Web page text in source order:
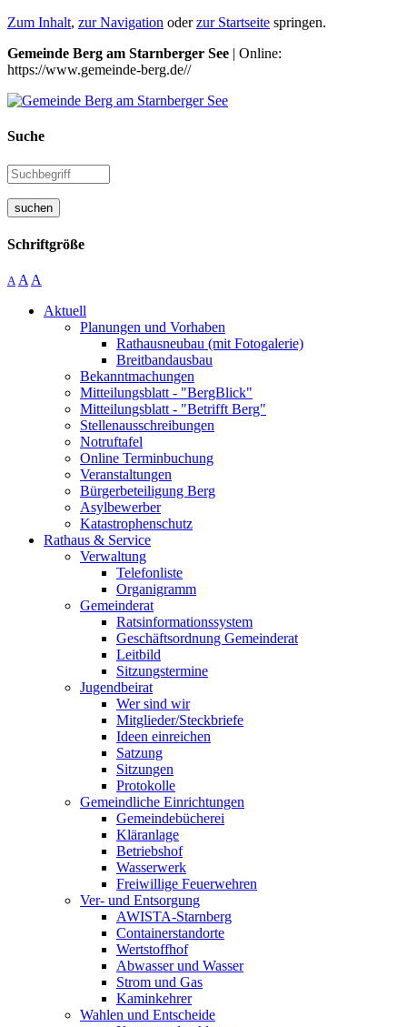
Zum Inhalt, zur Navigation oderzur Startseite springen.
Gemeinde Berg am Starnberger See | Online:
https://www.gemeinde-berg.de//
Suche
suchen
Schriftgröße
A A A
Aktuell
Planungen und Vorhaben
Rathausneubau (mit Fotogalerie)
Breitbandausbau
Bekanntmachungen
Mitteilungsblatt - "BergBlick"
Mitteilungsblatt - "Betrifft Berg"
Stellenausschreibungen
Notruftafel
Online Terminbuchung
Veranstaltungen
Bürgerbeteiligung Berg
Asylbewerber
Katastrophenschutz
Rathaus & Service
Verwaltung
Telefonliste
Organigramm
Gemeinderat
Ratsinformationssystem
Geschäftsordnung Gemeinderat
Leitbild
Sitzungstermine
Jugendbeirat
Wer sind wir
Mitglieder/Steckbriefe
Ideen einreichen
Satzung
Sitzungen
Protokolle
Gemeindliche Einrichtungen
Gemeindebücherei
Kläranlage
Betriebshof
Wasserwerk
Freiwillige Feuerwehren
Ver- und Entsorgung
AWISTA-Starnberg
Containerstandorte
Wertstoffhof
Abwasser und Wasser
Strom und Gas
Kaminkehrer
Wahlen und Entscheide